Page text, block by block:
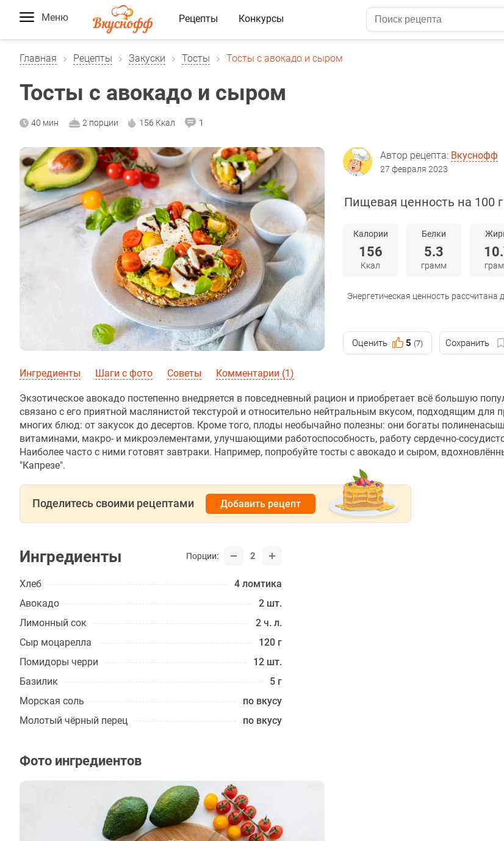
Меню Рецепты Конкурсы
Главная Рецепты Закуски Тосты Тосты с авокадо и сыром
Тосты с авокадо и сыром
40 мин 2 порции 156 Ккал 1
Автор рецепта: Вкуснофф
27 февраля 2023
Пищевая ценность на 100 г
Калории
156
Ккал
Белки
5.3
грамм
Энергетическая ценность
Оценить 5 (7) Сохранить
Ингредиенты Шаги с фото Советы Комментарии (1)
Экзотическое авокадо постепенно внедряется в повседневный рацион и приобретает всё большую
связано с его приятной маслянистой текстурой и относительно нейтральным вкусом, подходящим для
многих блюд: от закусок до десертов. Кроме того, плоды необычайно полезны: они богаты
витаминами, макро- и микроэлементами, улучшающими работоспособность, работу сердечно-
Наиболее часто с ними готовят завтраки. Например, попробуйте тосты с авокадо и сыром,
"Капрезе".
Поделитесь своими рецептами Добавить рецепт
Ингредиенты Порции: 2
Хлеб
4 ломтика
Авокадо
2 шт.
Лимонный сок
2 ч. л.
Сыр моцарелла
120 г
Помидоры черри
12 шт.
Базилик
5 г
Морская соль
по вкусу
Молотый чёрный перец
по вкусу
Фото ингредиентов